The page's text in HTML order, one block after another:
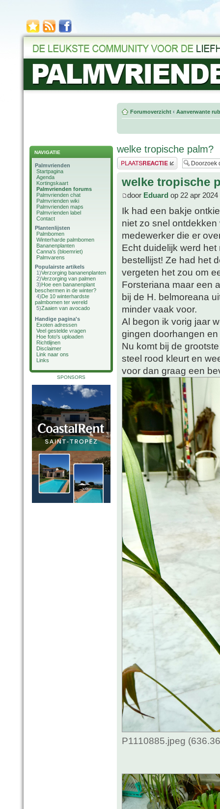
NAVIGATIE
Palmvrienden
Startpagina
Agenda
Kortingskaart
Palmvrienden forums
Palmvrienden chat
Palmvrienden wiki
Palmvrienden maps
Palmvrienden label
Contact
Plantenlijsten
Palmbomen
Winterharde palmbomen
Bananenplanten
Canna's (bloemriet)
Palmvarens
Populairste artikels
1)Verzorging bananenplanten
2)Verzorging van palmen
3)Hoe een bananenplant
beschermen in de winter?
4)De 10 winterhardste
palmbomen ter wereld
5)Zaaien van avocado
Handige pagina's
Exoten adressen
Veel gestelde vragen
Hoe foto's uploaden
Richtlijnen
Disclaimer
Link naar ons
Links
SPONSORS
Forumoverzicht ‹ Aanverwante
welke tropische palm?
Plaats een reactie
welke tropische
door Eduard op 22 apr 2024
Ik had een bakje
niet zo snel
medewerker die er
Echt duidelijk werd
bestellijst! Ze had het
vergeten het zou om
Forsteriana maar een
bij de H. belmoreana
minder vaak voor.
Al begon ik vorig jaar
gingen doorhangen
Nu komt bij de
steel rood kleurt en
voor dan graag een
P1110885.jpeg